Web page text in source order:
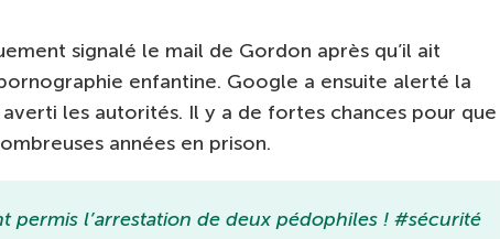
signalé le mail de Gordon après qu’il ait
enfantine. Google a ensuite alerté la
averti les autorités. Il y a de fortes chances pour que
années en prison.
permis l’arrestation de deux pédophiles ! #sécurité